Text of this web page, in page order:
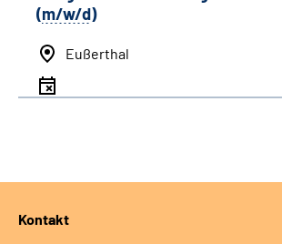
(m/w/d)
Eußerthal
Kontakt